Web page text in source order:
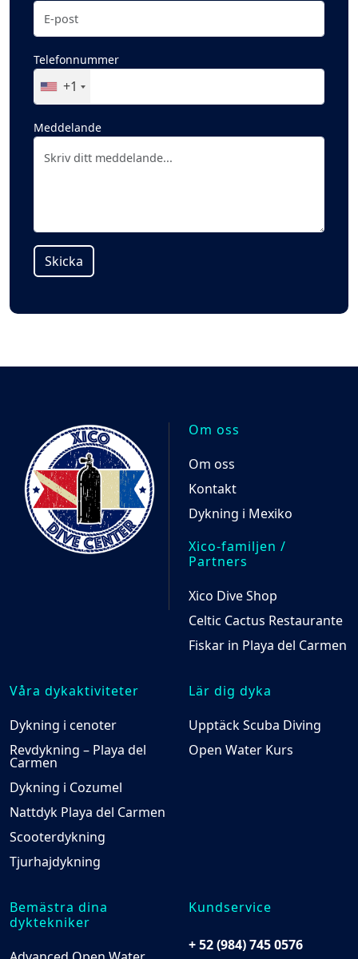
Telefonnummer
+1
Meddelande
Skicka
Om oss
Om oss
Kontakt
Dykning i Mexiko
Xico-familjen /
Partners
Xico Dive Shop
Celtic Cactus Restaurante
Fiskar in Playa del Carmen
Våra dykaktiviteter
Dykning i cenoter
Revdykning – Playa del
Carmen
Dykning i Cozumel
Nattdyk Playa del Carmen
Scooterdykning
Tjurhajdykning
Lär dig dyka
Upptäck Scuba Diving
Open Water Kurs
Bemästra dina
dyktekniker
Kundservice
+ 52 (984) 745 0576